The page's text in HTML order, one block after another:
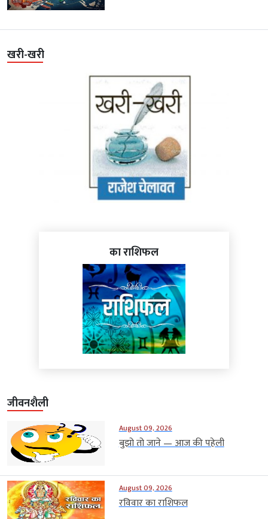
खरी-खरी
का राशिफल
जीवनशैली
August 09, 2026
बुझो तो जाने — आज की पहेली
August 09, 2026
रविवार का राशिफल